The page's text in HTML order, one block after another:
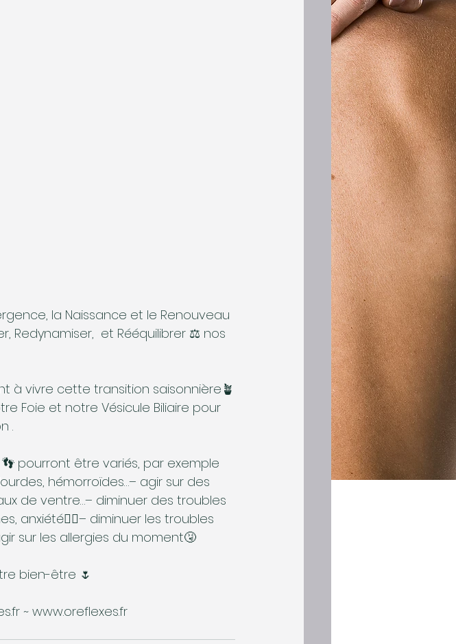
la Naissance et le Renouveau
Redynamiser,  et Rééquilibrer ⚖️ nos
à vivre cette transition saisonnière🪴
Foie et notre Vésicule Biliaire pour
.
pourront être variés, par exemple
hémorroïdes…– agir sur des
de ventre…– diminuer des troubles
anxiété👌🏻– diminuer les troubles
sur les allergies du moment🤧
bien-être 🌷
~ www.oreflexes.fr